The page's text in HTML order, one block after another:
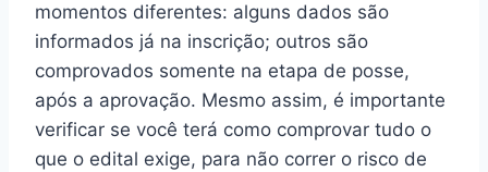
momentos diferentes: alguns dados são
informados já na inscrição; outros são
comprovados somente na etapa de posse,
após a aprovação. Mesmo assim, é importante
verificar se você terá como comprovar tudo o
que o edital exige, para não correr o risco de